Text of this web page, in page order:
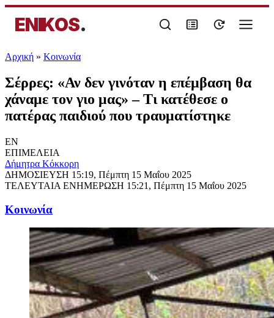
ENIKOS.
Αρχική » Κοινωνία
Σέρρες: «Αν δεν γινόταν η επέμβαση θα
χάναμε τον γιο μας» – Τι κατέθεσε ο
πατέρας παιδιού που τραυματίστηκε
EN
ΕΠΙΜΕΛΕΙΑ
Δήμητρα Κόκκορη
ΔΗΜΟΣΙΕΥΣΗ 15:19, Πέμπτη 15 Μαΐου 2025
ΤΕΛΕΥΤΑΙΑ ΕΝΗΜΕΡΩΣΗ 15:21, Πέμπτη 15 Μαΐου 2025
Κοινωνία